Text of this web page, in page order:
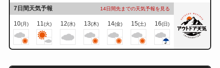
7日間天気予報 14日間先までの天気予報を見る
10(月) 11(火) 12(水) 13(木) 14(金) 15(土) 16(日)